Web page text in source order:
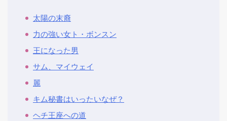
太陽の末裔
力の強い女ト・ボンスン
王になった男
サム、マイウェイ
麗
キム秘書はいったいなぜ？
ヘチ王座への道